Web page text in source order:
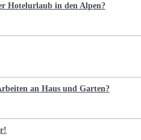
Hotelurlaub in den Alpen?
an Haus und Garten?